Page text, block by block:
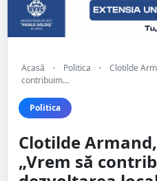
Acasă • Politica •
Clotilde
contribuim...
Politica
Clotilde
„Vrem să